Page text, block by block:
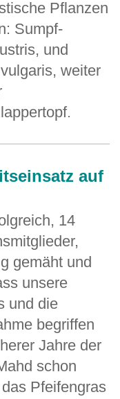
Pflanzen
Sumpf-
und
weiter
.
auf
14
gemäht und
unsere
und die
begriffen
Jahre der
schon
Pfeifengras